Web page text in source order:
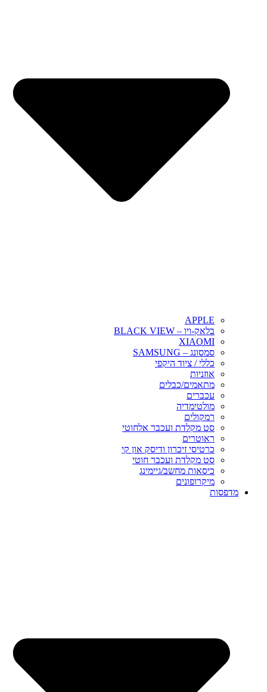
APPLE
בלאק-ויו – BLACK VIEW
XIAOMI
סמסונג – SAMSUNG
כללי / ציוד היקפי
אוזניות
מתאמים/כבלים
עכברים
מולטימדיה
רמקולים
סט מקלדת ועכבר אלחוטי
ראוטרים
כרטיסי זיכרון ודיסק און קי
סט מקלדת ועכבר חוטי
כיסאות מחשב/גיימינג
מיקרופונים
מדפסות